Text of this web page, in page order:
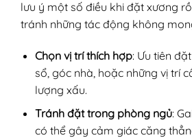
lưu ý một số điều khi đặt xương
tránh những tác động không
Chọn vị trí thích hợp: Ưu tiên
sổ, góc nhà, hoặc những vị trí
lượng xấu.
Tránh đặt trong phòng ngủ:
có thể gây cảm giác căng